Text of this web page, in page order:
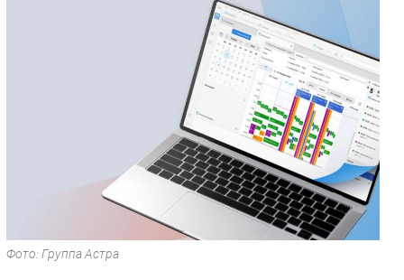
Инновации
Фото: Группа Астра